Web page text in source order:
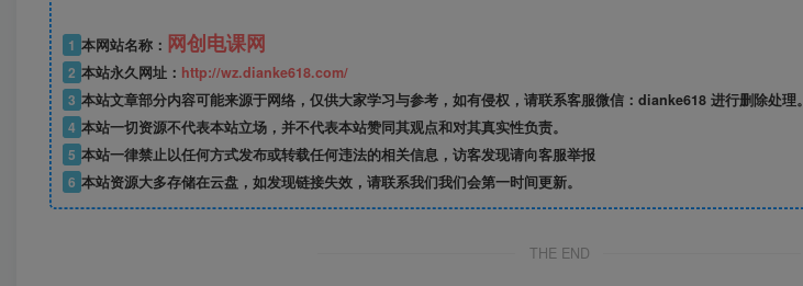
1 本网站名称： 网创电课网
2 本站永久网址： http://wz.dianke618.com/
3 本站文章部分内容可能来源于网络，仅供大家学习与参考，如有侵权，请联系客服微信：dianke618 进行删除处理。
4 本站一切资源不代表本站立场，并不代表本站赞同其观点和对其真实性负责。
5 本站一律禁止以任何方式发布或转载任何违法的相关信息，访客发现请向客服举报
6 本站资源大多存储在云盘，如发现链接失效，请联系我们我们会第一时间更新。
THE END